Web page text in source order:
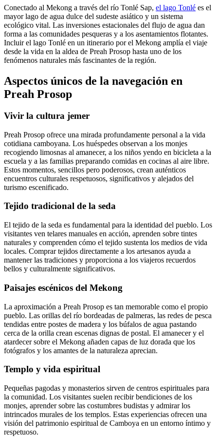
Conectado al Mekong a través del río Tonlé Sap, el lago Tonlé es el
mayor lago de agua dulce del sudeste asiático y un sistema
ecológico vital. Las inversiones estacionales del flujo de agua dan
forma a las comunidades pesqueras y a los asentamientos flotantes.
Incluir el lago Tonlé en un itinerario por el Mekong amplía el viaje
desde la vida en la aldea de Preah Prosop hasta uno de los
fenómenos naturales más fascinantes de la región.
Aspectos únicos de la navegación en
Preah Prosop
Vivir la cultura jemer
Preah Prosop ofrece una mirada profundamente personal a la vida
cotidiana camboyana. Los huéspedes observan a los monjes
recogiendo limosnas al amanecer, a los niños yendo en bicicleta a la
escuela y a las familias preparando comidas en cocinas al aire libre.
Estos momentos, sencillos pero poderosos, crean auténticos
encuentros culturales respetuosos, significativos y alejados del
turismo escenificado.
Tejido tradicional de la seda
El tejido de la seda es fundamental para la identidad del pueblo. Los
visitantes ven telares manuales en acción, aprenden sobre tintes
naturales y comprenden cómo el tejido sustenta los medios de vida
locales. Comprar tejidos directamente a los artesanos ayuda a
mantener las tradiciones y proporciona a los viajeros recuerdos
bellos y culturalmente significativos.
Paisajes escénicos del Mekong
La aproximación a Preah Prosop es tan memorable como el propio
pueblo. Las orillas del río bordeadas de palmeras, las redes de pesca
tendidas entre postes de madera y los búfalos de agua pastando
cerca de la orilla crean escenas dignas de postal. El amanecer y el
atardecer sobre el Mekong añaden capas de luz dorada que los
fotógrafos y los amantes de la naturaleza aprecian.
Templo y vida espiritual
Pequeñas pagodas y monasterios sirven de centros espirituales para
la comunidad. Los visitantes suelen recibir bendiciones de los
monjes, aprender sobre las costumbres budistas y admirar los
intrincados murales de los templos. Estas experiencias ofrecen una
visión del patrimonio espiritual de Camboya en un entorno íntimo y
respetuoso.